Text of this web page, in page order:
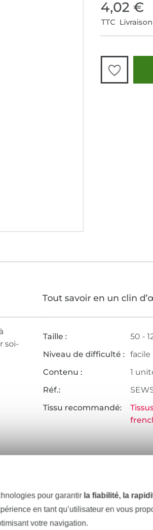
4,02 €
TTC
soi-
Tout savoir en un clin
Taille :
50 -
Niveau de difficulté :
facile
Contenu :
1
Réf.:
Tissu recommandé:
ÊTRE INFORMÉ DES
& recevez un
pour garantir la fiabilité, la
en tant qu’utilisateur en vous
votre navigation.